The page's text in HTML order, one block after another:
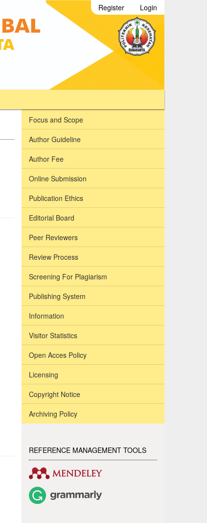
Register Login
Focus and Scope
Author Guideline
Author Fee
Online Submission
Publication Ethics
Editorial Board
Peer Reviewers
Review Process
Screening For Plagiarism
Publishing System
Information
Visitor Statistics
Open Acces Policy
Licensing
Copyright Notice
Archiving Policy
REFERENCE MANAGEMENT TOOLS